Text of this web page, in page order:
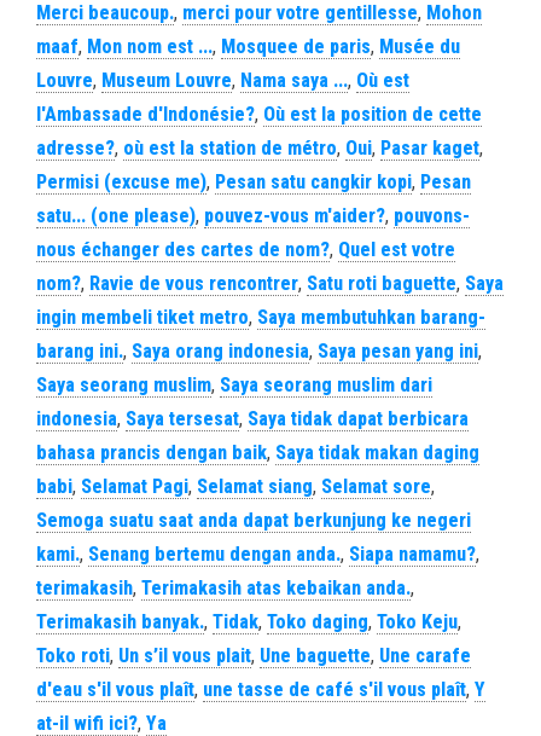
Merci beaucoup., merci pour votre gentillesse, Mohon
maaf, Mon nom est ..., Mosquee de paris, Musée du
Louvre, Museum Louvre, Nama saya ..., Où est
l'Ambassade d'Indonésie?, Où est la position de cette
adresse?, où est la station de métro, Oui, Pasar kaget,
Permisi (excuse me), Pesan satu cangkir kopi, Pesan
satu... (one please), pouvez-vous m'aider?, pouvons-
nous échanger des cartes de nom?, Quel est votre
nom?, Ravie de vous rencontrer, Satu roti baguette, Saya
ingin membeli tiket metro, Saya membutuhkan barang-
barang ini., Saya orang indonesia, Saya pesan yang ini,
Saya seorang muslim, Saya seorang muslim dari
indonesia, Saya tersesat, Saya tidak dapat berbicara
bahasa prancis dengan baik, Saya tidak makan daging
babi, Selamat Pagi, Selamat siang, Selamat sore,
Semoga suatu saat anda dapat berkunjung ke negeri
kami., Senang bertemu dengan anda., Siapa namamu?,
terimakasih, Terimakasih atas kebaikan anda.,
Terimakasih banyak., Tidak, Toko daging, Toko Keju,
Toko roti, Un s’il vous plait, Une baguette, Une carafe
d'eau s'il vous plaît, une tasse de café s'il vous plaît, Y
at-il wifi ici?, Ya